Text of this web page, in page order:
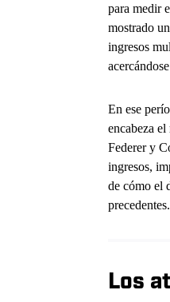
para medir
mostrado
ingresos
En ese
encabeza
Federer y
ingresos,
de cómo el
precedentes.
Los